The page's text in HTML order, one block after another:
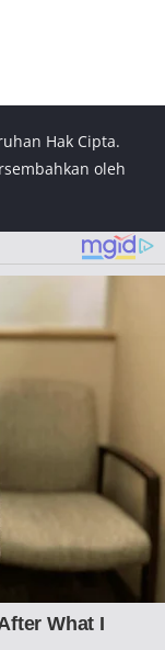
Hak Cipta.
oleh